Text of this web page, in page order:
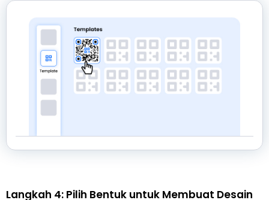
Langkah 4: Pilih Bentuk untuk Membuat Desain